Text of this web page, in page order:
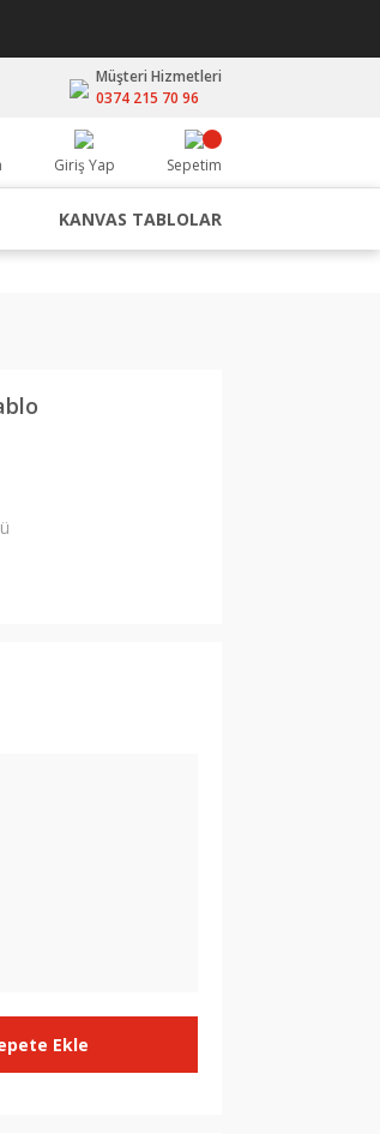
Müşteri Hizmetleri
0374 215 70 96
Giriş Yap Sepetim
KANVAS TABLOLAR
Ekle